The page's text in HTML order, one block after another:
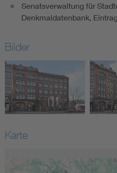
Senatsverwaltung für
Denkmaldatenbank,
Bilder
Karte